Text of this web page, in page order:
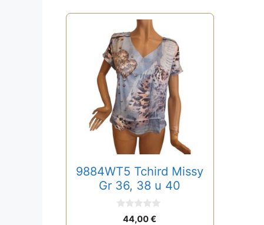
9884WT5 Tchird Missy
Gr 36, 38 u 40
44,00€
mehrere
Varianten
Optionen
der
Produktseite